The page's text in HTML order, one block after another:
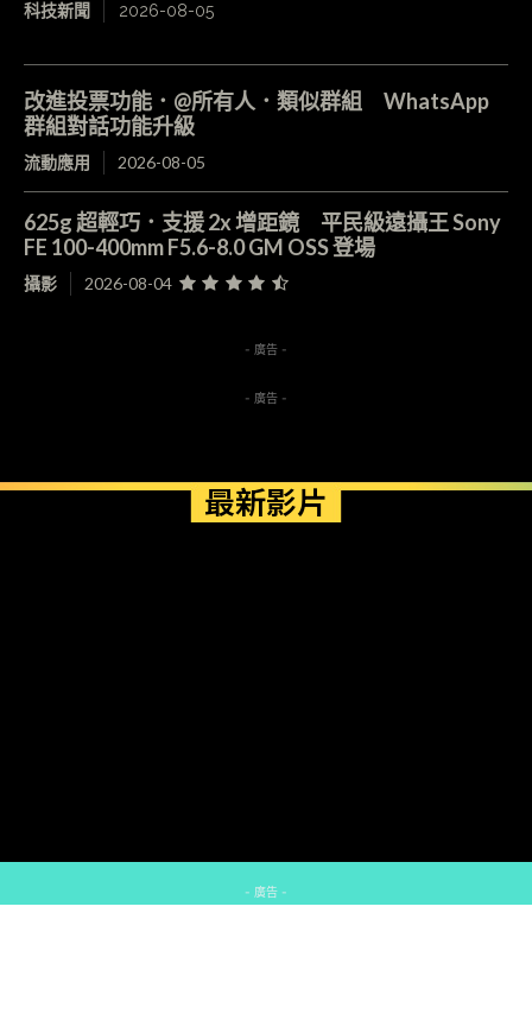
科技新聞 2026-08-05
改進投票功能．@所有人．類似群組 WhatsApp
群組對話功能升級
流動應用 2026-08-05
625g 超輕巧．支援 2x 增距鏡 平民級遠攝王 Sony
FE 100-400mm F5.6-8.0 GM OSS 登場
攝影 2026-08-04
- 廣告 -
- 廣告 -
最新影片
- 廣告 -